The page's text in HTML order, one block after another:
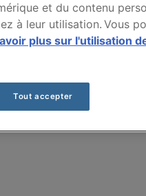
750LI
auto de
votre assurance auto
et du contenu
à leur utilisation. Vous
plus sur l'utilisation
Tout accepter